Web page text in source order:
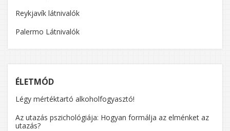
Reykjavík látnivalók
Palermo Látnivalók
ÉLETMÓD
Légy mértéktartó alkoholfogyasztó!
Az utazás pszichológiája: Hogyan formálja az elménket az
utazás?